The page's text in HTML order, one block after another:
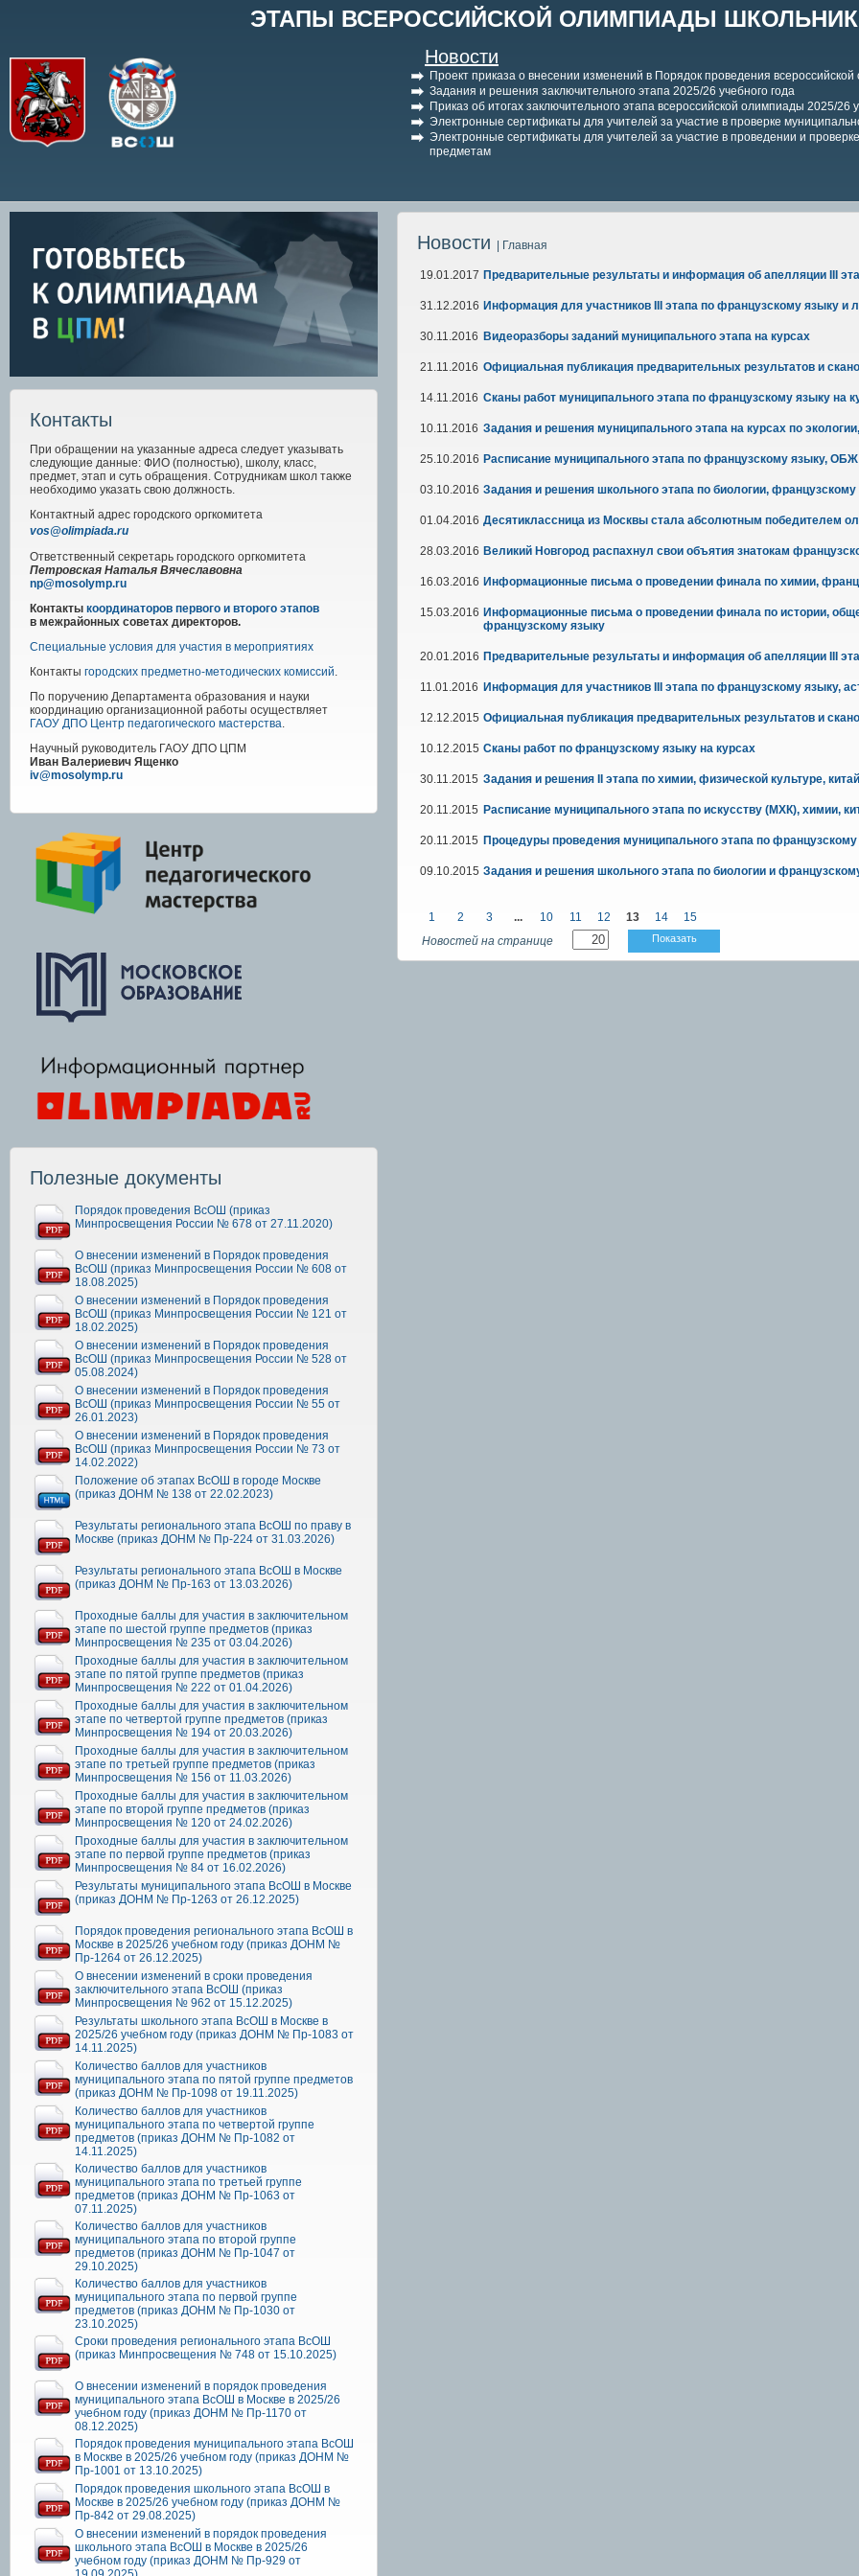
ЭТАПЫ ВСЕРОССИЙСКОЙ ОЛИМПИАДЫ
Новости
Проект приказа о внесении изменений в Порядок проведения
Задания и решения заключительного этапа 2025/26 учебного года
Приказ об итогах заключительного этапа всероссийской олимпиады 2025/26
Электронные сертификаты для учителей за участие в проверке
Электронные сертификаты для учителей за участие в проведении и
предметам
Контакты
При обращении на указанные адреса следует указывать
следующие данные: ФИО (полностью), школу, класс,
предмет, этап и суть обращения. Сотрудникам школ также
необходимо указать свою должность.
Контактный адрес городского оргкомитета
vos@olimpiada.ru
Ответственный секретарь городского оргкомитета
Петровская Наталья Вячеславовна
np@mosolymp.ru
Контакты координаторов первого и второго этапов
в межрайонных советах директоров.
Специальные условия для участия в мероприятиях
Контакты городских предметно-методических комиссий.
По поручению Департамента образования и науки
координацию организационной работы осуществляет
ГАОУ ДПО Центр педагогического мастерства.
Научный руководитель ГАОУ ДПО ЦПМ
Иван Валериевич Ященко
iv@mosolymp.ru
Полезные документы
Порядок проведения ВсОШ (приказ
Минпросвещения России № 678 от 27.11.2020)
О внесении изменений в Порядок проведения
ВсОШ (приказ Минпросвещения России № 608 от
18.08.2025)
О внесении изменений в Порядок проведения
ВсОШ (приказ Минпросвещения России № 121 от
18.02.2025)
О внесении изменений в Порядок проведения
ВсОШ (приказ Минпросвещения России № 528 от
05.08.2024)
О внесении изменений в Порядок проведения
ВсОШ (приказ Минпросвещения России № 55 от
26.01.2023)
О внесении изменений в Порядок проведения
ВсОШ (приказ Минпросвещения России № 73 от
14.02.2022)
Положение об этапах ВсОШ в городе Москве
(приказ ДОНМ № 138 от 22.02.2023)
Результаты регионального этапа ВсОШ по праву в
Москве (приказ ДОНМ № Пр-224 от 31.03.2026)
Результаты регионального этапа ВсОШ в Москве
(приказ ДОНМ № Пр-163 от 13.03.2026)
Проходные баллы для участия в заключительном
этапе по шестой группе предметов (приказ
Минпросвещения № 235 от 03.04.2026)
Проходные баллы для участия в заключительном
этапе по пятой группе предметов (приказ
Минпросвещения № 222 от 01.04.2026)
Проходные баллы для участия в заключительном
этапе по четвертой группе предметов (приказ
Минпросвещения № 194 от 20.03.2026)
Проходные баллы для участия в заключительном
этапе по третьей группе предметов (приказ
Минпросвещения № 156 от 11.03.2026)
Проходные баллы для участия в заключительном
этапе по второй группе предметов (приказ
Минпросвещения № 120 от 24.02.2026)
Проходные баллы для участия в заключительном
этапе по первой группе предметов (приказ
Минпросвещения № 84 от 16.02.2026)
Результаты муниципального этапа ВсОШ в Москве
(приказ ДОНМ № Пр-1263 от 26.12.2025)
Порядок проведения регионального этапа ВсОШ в
Москве в 2025/26 учебном году (приказ ДОНМ №
Пр-1264 от 26.12.2025)
О внесении изменений в сроки проведения
заключительного этапа ВсОШ (приказ
Минпросвещения № 962 от 15.12.2025)
Результаты школьного этапа ВсОШ в Москве в
2025/26 учебном году (приказ ДОНМ № Пр-1083 от
14.11.2025)
Количество баллов для участников
муниципального этапа по пятой группе предметов
(приказ ДОНМ № Пр-1098 от 19.11.2025)
Количество баллов для участников
муниципального этапа по четвертой группе
предметов (приказ ДОНМ № Пр-1082 от
14.11.2025)
Количество баллов для участников
муниципального этапа по третьей группе
предметов (приказ ДОНМ № Пр-1063 от
07.11.2025)
Количество баллов для участников
муниципального этапа по второй группе
предметов (приказ ДОНМ № Пр-1047 от
29.10.2025)
Количество баллов для участников
муниципального этапа по первой группе
предметов (приказ ДОНМ № Пр-1030 от
23.10.2025)
Сроки проведения регионального этапа ВсОШ
(приказ Минпросвещения № 748 от 15.10.2025)
О внесении изменений в порядок проведения
муниципального этапа ВсОШ в Москве в 2025/26
учебном году (приказ ДОНМ № Пр-1170 от
08.12.2025)
Порядок проведения муниципального этапа ВсОШ
в Москве в 2025/26 учебном году (приказ ДОНМ №
Пр-1001 от 13.10.2025)
Порядок проведения школьного этапа ВсОШ в
Москве в 2025/26 учебном году (приказ ДОНМ №
Пр-842 от 29.08.2025)
О внесении изменений в порядок проведения
школьного этапа ВсОШ в Москве в 2025/26
учебном году (приказ ДОНМ № Пр-929 от
Новости | Главная
19.01.2017 Предварительные результаты и информация об апелляции III
31.12.2016 Информация для участников III этапа по французскому языку и
30.11.2016 Видеоразборы заданий муниципального этапа на курсах
21.11.2016 Официальная публикация предварительных результатов и
14.11.2016 Сканы работ муниципального этапа по французскому языку на
10.11.2016 Задания и решения муниципального этапа на курсах по
25.10.2016 Расписание муниципального этапа по французскому языку,
03.10.2016 Задания и решения школьного этапа по биологии,
01.04.2016 Десятиклассница из Москвы стала абсолютным победителем
28.03.2016 Великий Новгород распахнул свои объятия знатокам
16.03.2016 Информационные письма о проведении финала по химии,
15.03.2016 Информационные письма о проведении финала по истории,
французскому языку
20.01.2016 Предварительные результаты и информация об апелляции III
11.01.2016 Информация для участников III этапа по французскому языку,
12.12.2015 Официальная публикация предварительных результатов и
10.12.2015 Сканы работ по французскому языку на курсах
30.11.2015 Задания и решения II этапа по химии, физической культуре,
20.11.2015 Расписание муниципального этапа по искусству (МХК), химии,
20.11.2015 Процедуры проведения муниципального этапа по
09.10.2015 Задания и решения школьного этапа по биологии и
1 2 3 ... 10 11 12 13 14
15
Новостей на странице
Показать